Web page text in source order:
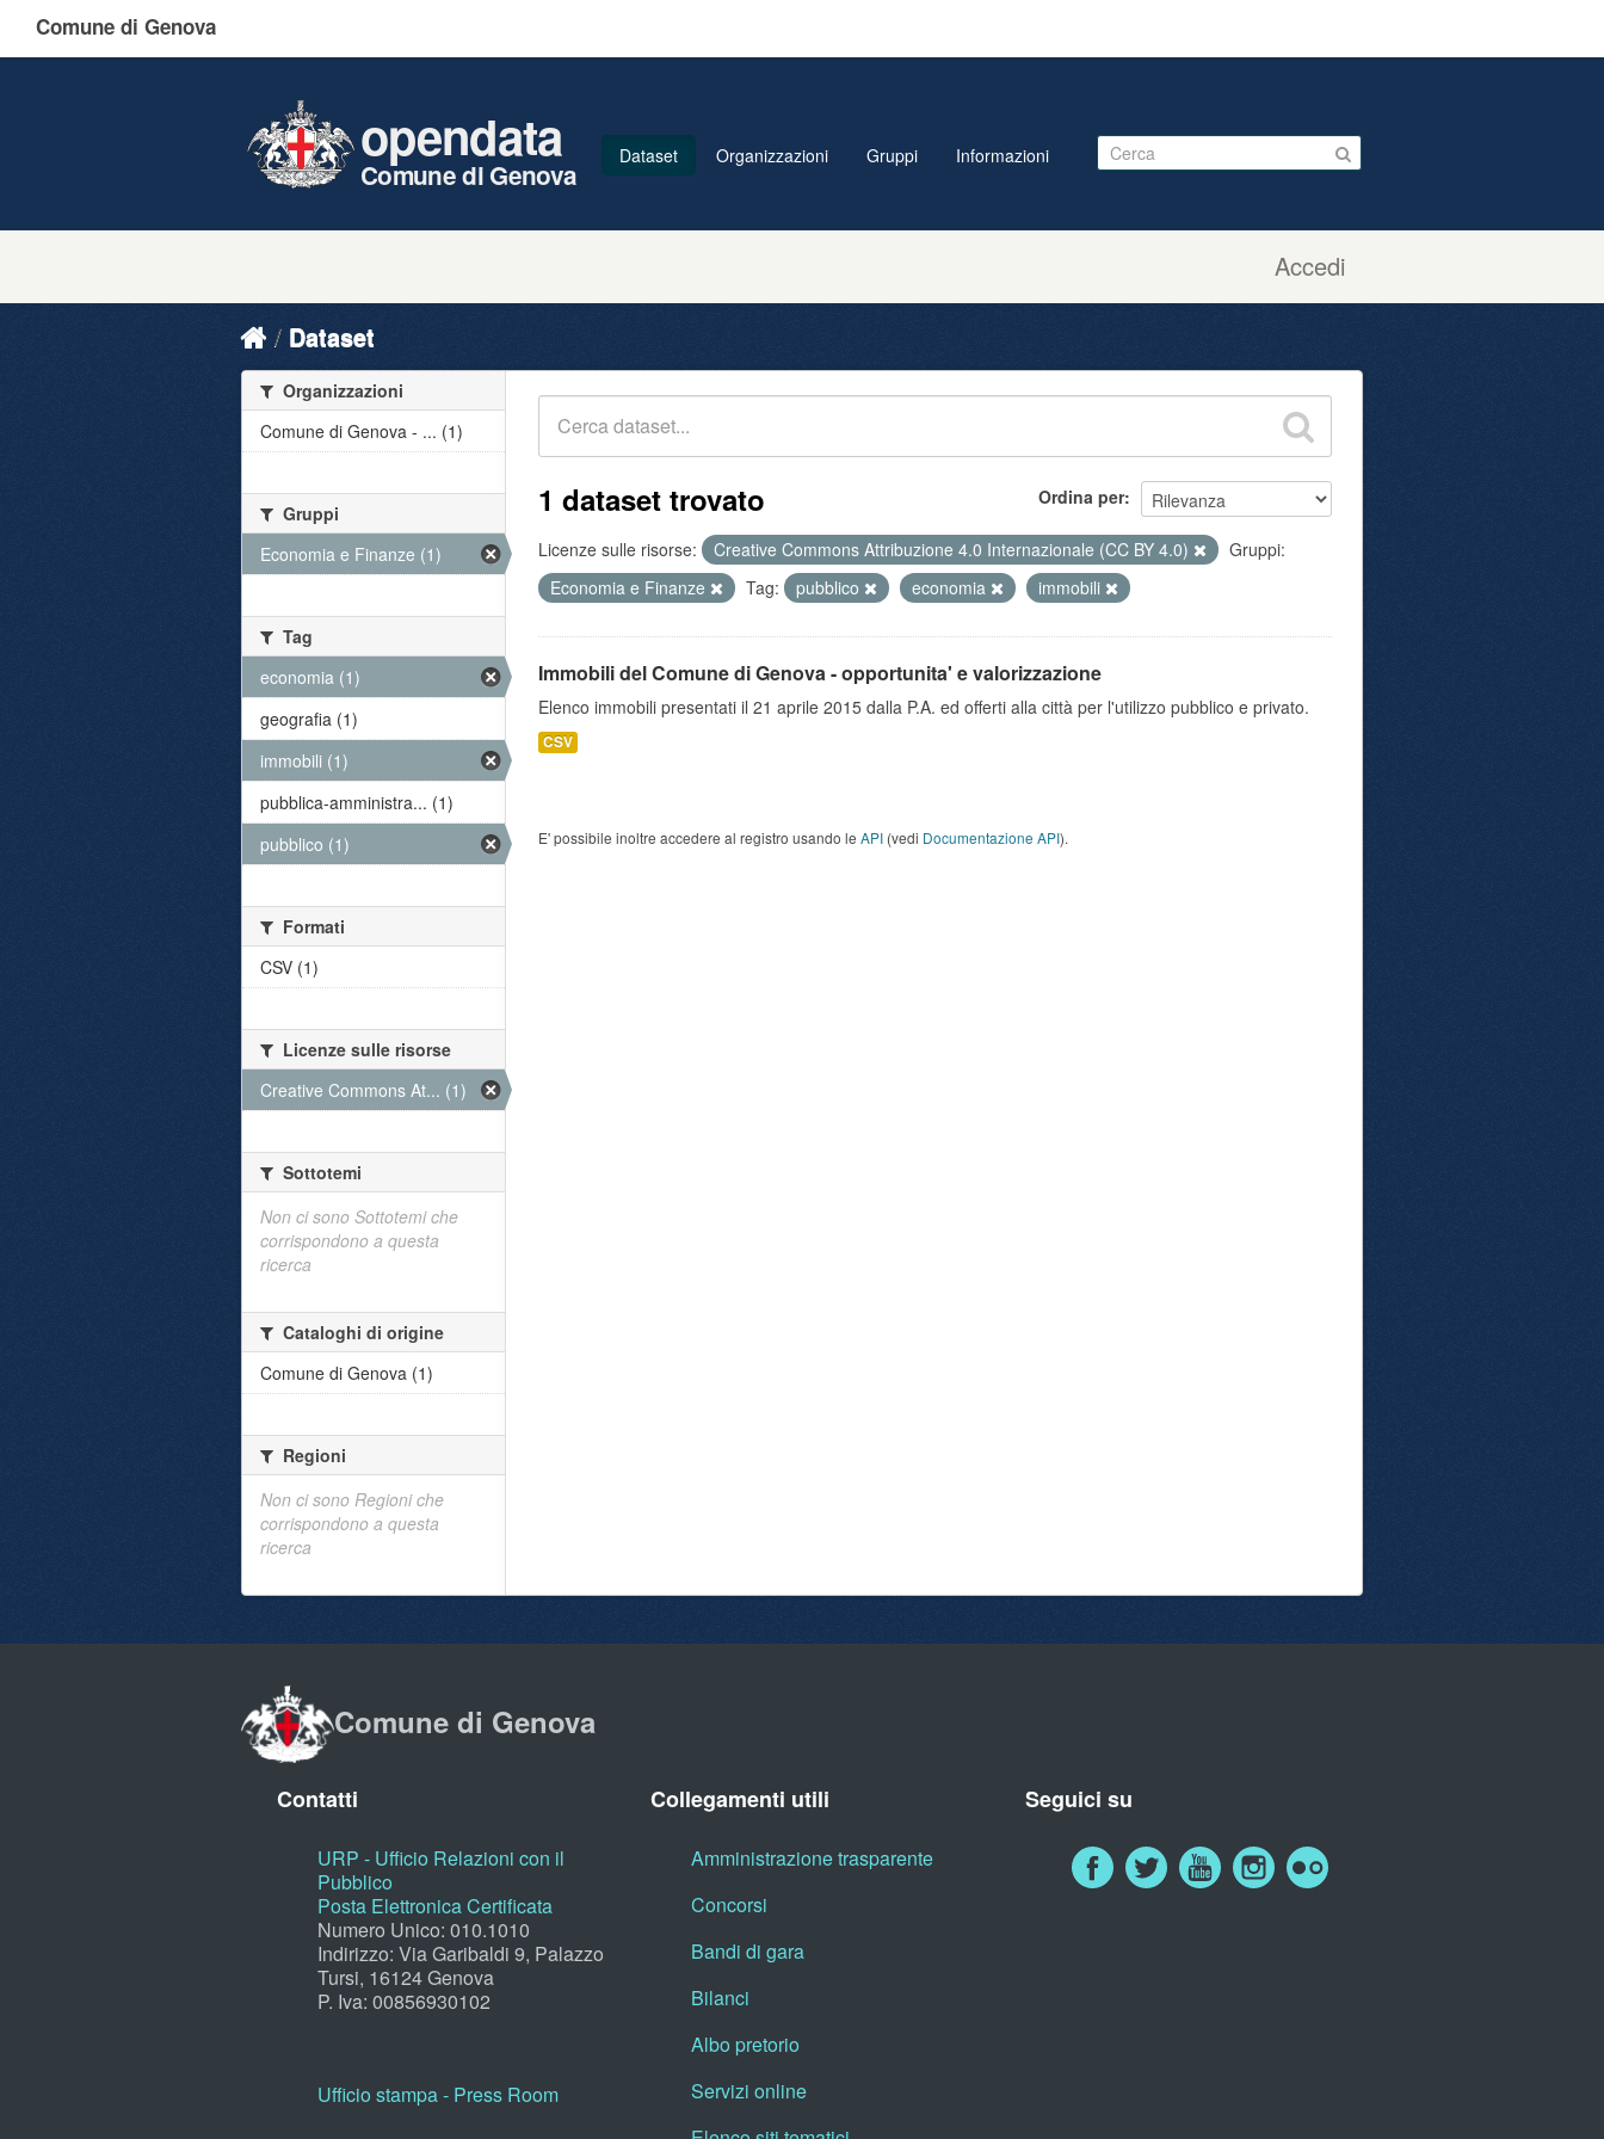
Comune di Genova
Accedi
opendata
Comune di Genova
Dataset Organizzazioni Gruppi Informazioni
Dataset
Ordina per
1 dataset trovato
Licenze sulle risorse: Creative Commons Attribuzione 4.0 Internazionale (CC BY 4.0)
Gruppi:
Economia e Finanze
Tag: pubblico economia immobili
Immobili del Comune di Genova - opportunita' e valorizzazione
Elenco immobili presentati il 21 aprile 2015 dalla P.A. ed offerti alla città per l'utilizzo pubblico e privato.
CSV
E' possibile inoltre accedere al registro usando le API (vedi Documentazione API).
Organizzazioni
Comune di Genova - ... (1)
Gruppi
Economia e Finanze (1)
Tag
economia (1)
geografia (1)
immobili (1)
pubblica-amministra... (1)
pubblico (1)
Formati
CSV (1)
Licenze sulle risorse
Creative Commons At... (1)
Sottotemi
Non ci sono Sottotemi che
corrispondono a questa
ricerca
Cataloghi di origine
Comune di Genova (1)
Regioni
Non ci sono Regioni che
corrispondono a questa
ricerca
Comune di Genova
Contatti
URP - Ufficio Relazioni con il
Pubblico
Posta Elettronica Certificata
Numero Unico: 010.1010
Indirizzo: Via Garibaldi 9, Palazzo
Tursi, 16124 Genova
P. Iva: 00856930102
Ufficio stampa - Press Room
Collegamenti utili
Amministrazione trasparente
Concorsi
Bandi di gara
Bilanci
Albo pretorio
Servizi online
Seguici su